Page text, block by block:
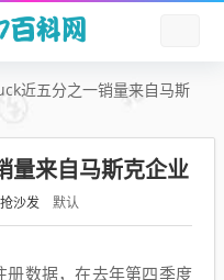
近五分之一销量来自马斯
量来自马斯克企业
抢沙发 默认
册数据，在去年第四季度